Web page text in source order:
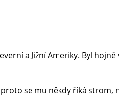
a Jižní Ameriky. Byl
se mu někdy říká strom,